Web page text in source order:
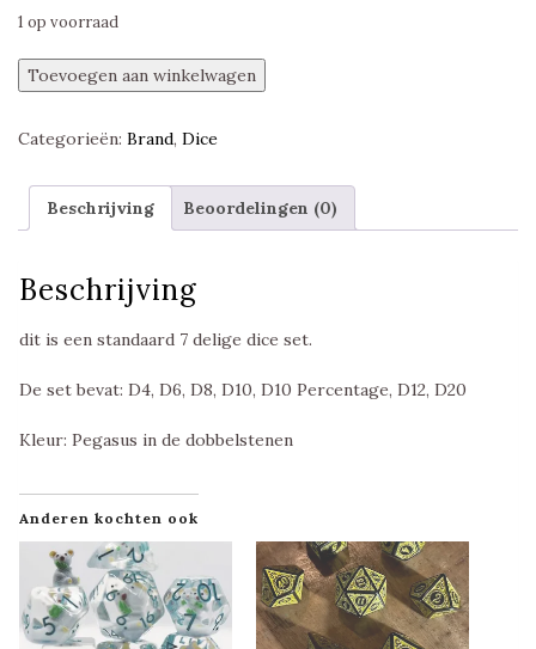
1 op voorraad
Pegasus,
Animal
Polyset,
Brain
Games
Toevoegen aan winkelwagen
Categorieën: Brand, Dice
Beschrijving Beoordelingen (0)
Beschrijving
dit is een standaard 7 delige dice set.
De set bevat: D4, D6, D8, D10, D10 Percentage, D12, D20
Kleur: Pegasus in de dobbelstenen
Anderen kochten ook